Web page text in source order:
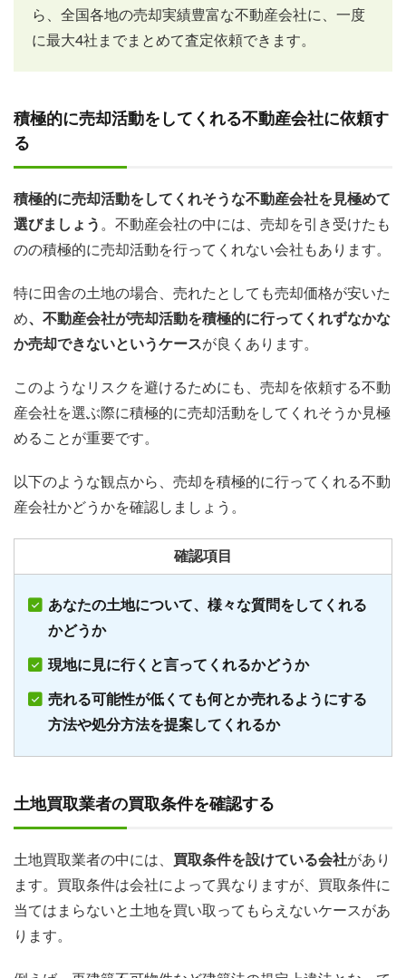
ら、全国各地の売却実績豊富な不動産会社に、一度
に最大4社までまとめて査定依頼できます。
積極的に売却活動をしてくれる不動産会社に依頼す
る
積極的に売却活動をしてくれそうな不動産会社を見極めて
選びましょう 。不動産会社の中には、売却を引き受けたも
のの積極的に売却活動を行ってくれない会社もあります。
特に田舎の土地の場合、売れたとしても売却価格が安いた
め、不動産会社が売却活動を積極的に行ってくれずなかな
か売却できないというケースが良くあります。
このようなリスクを避けるためにも、売却を依頼する不動
産会社を選ぶ際に積極的に売却活動をしてくれそうか見極
めることが重要です。
以下のような観点から、売却を積極的に行ってくれる不動
産会社かどうかを確認しましょう。
確認項目
あなたの土地について、様々な質問をしてくれる
かどうか
現地に見に行くと言ってくれるかどうか
売れる可能性が低くても何とか売れるようにする
方法や処分方法を提案してくれるか
土地買取業者の買取条件を確認する
土地買取業者の中には、 買取条件を設けている会社があり
ます。買取条件は会社によって異なりますが、買取条件に
当てはまらないと土地を買い取ってもらえないケースがあ
ります。